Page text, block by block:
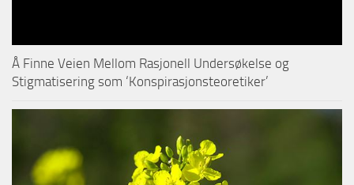
Å Finne Veien Mellom Rasjonell Undersøkelse og
Stigmatisering som ‘Konspirasjonsteoretiker’